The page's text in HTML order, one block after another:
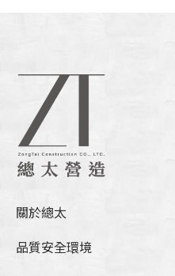
關於總太
品質安全環境